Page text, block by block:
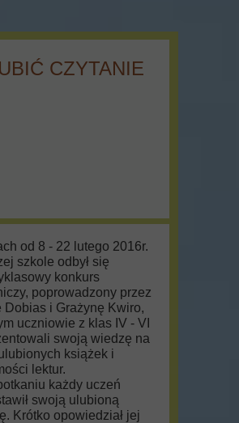
od 8 - 22 lutego 2016r.
szkole odbył się
konkurs
poprowadzony przez
Dobias i Grażynę Kwiro,
uczniowie z klas IV - VI
swoją wiedzę na
książek i
lektur.
każdy uczeń
swoją ulubioną
Krótko opowiedział jej
CZYTANIE